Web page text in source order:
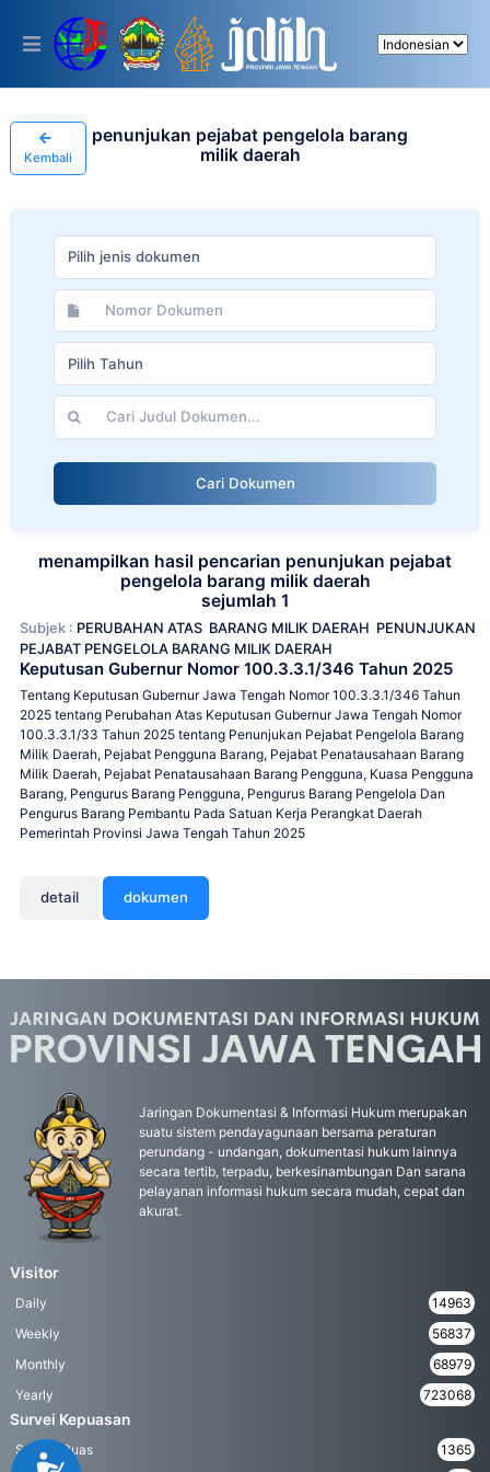
This
includes
accessibility
system.
Accessibility
Kembali
penunjukan pejabat pengelola barang
milik daerah
Pilih jenis dokumen
Pilih Tahun
Cari Dokumen
menampilkan hasil pencarian penunjukan pejabat
pengelola barang milik daerah
sejumlah 1
Subjek : PERUBAHAN ATAS BARANG MILIK DAERAH PENUNJUKAN
PEJABAT PENGELOLA BARANG MILIK DAERAH
Keputusan Gubernur Nomor 100.3.3.1/346 Tahun 2025
Tentang Keputusan Gubernur Jawa Tengah Nomor 100.3.3.1/346 Tahun
2025 tentang Perubahan Atas Keputusan Gubernur Jawa Tengah Nomor
100.3.3.1/33 Tahun 2025 tentang Penunjukan Pejabat Pengelola Barang
Milik Daerah, Pejabat Pengguna Barang, Pejabat Penatausahaan Barang
Milik Daerah, Pejabat Penatausahaan Barang Pengguna, Kuasa Pengguna
Barang, Pengurus Barang Pengguna, Pengurus Barang Pengelola Dan
Pengurus Barang Pembantu Pada Satuan Kerja Perangkat Daerah
Pemerintah Provinsi Jawa Tengah Tahun 2025
detail dokumen
Jaringan Dokumentasi & Informasi Hukum merupakan
suatu sistem pendayagunaan bersama peraturan
perundang - undangan, dokumentasi hukum lainnya
secara tertib, terpadu, berkesinambungan Dan sarana
pelayanan informasi hukum secara mudah, cepat dan
akurat.
Visitor
Daily
14963
Weekly
56837
Monthly
68979
Yearly
723068
Survei Kepuasan
Sangat Puas 1365